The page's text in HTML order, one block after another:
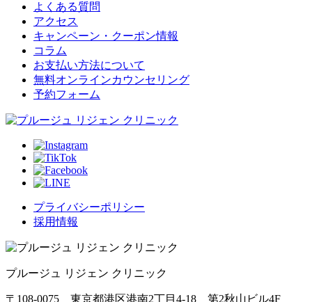
よくある質問
アクセス
キャンペーン・クーポン情報
コラム
お支払い方法について
無料オンラインカウンセリング
予約フォーム
プライバシーポリシー
採用情報
プルージュ リジェン クリニック
〒108-0075 東京都港区港南2丁目4-18 第2秋山ビル4F